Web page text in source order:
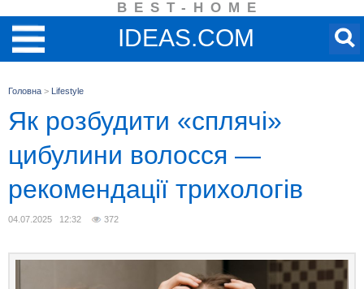
BEST-HOME
IDEAS.COM
Головна > Lifestyle
Як розбудити «сплячі»
цибулини волосся —
рекомендації трихологів
04.07.2025 12:32 372